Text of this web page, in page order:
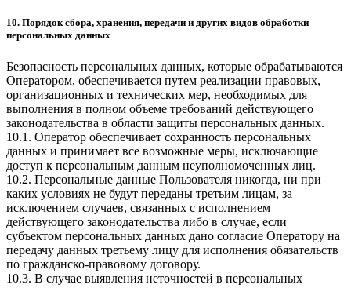
10. Порядок сбора, хранения, передачи и других видов обработки
персональных данных
Безопасность персональных данных, которые обрабатываются
Оператором, обеспечивается путем реализации правовых,
организационных и технических мер, необходимых для
выполнения в полном объеме требований действующего
законодательства в области защиты персональных данных.
10.1. Оператор обеспечивает сохранность персональных
данных и принимает все возможные меры, исключающие
доступ к персональным данным неуполномоченных лиц.
10.2. Персональные данные Пользователя никогда, ни при
каких условиях не будут переданы третьим лицам, за
исключением случаев, связанных с исполнением
действующего законодательства либо в случае, если
субъектом персональных данных дано согласие Оператору на
передачу данных третьему лицу для исполнения обязательств
по гражданско-правовому договору.
10.3. В случае выявления неточностей в персональных